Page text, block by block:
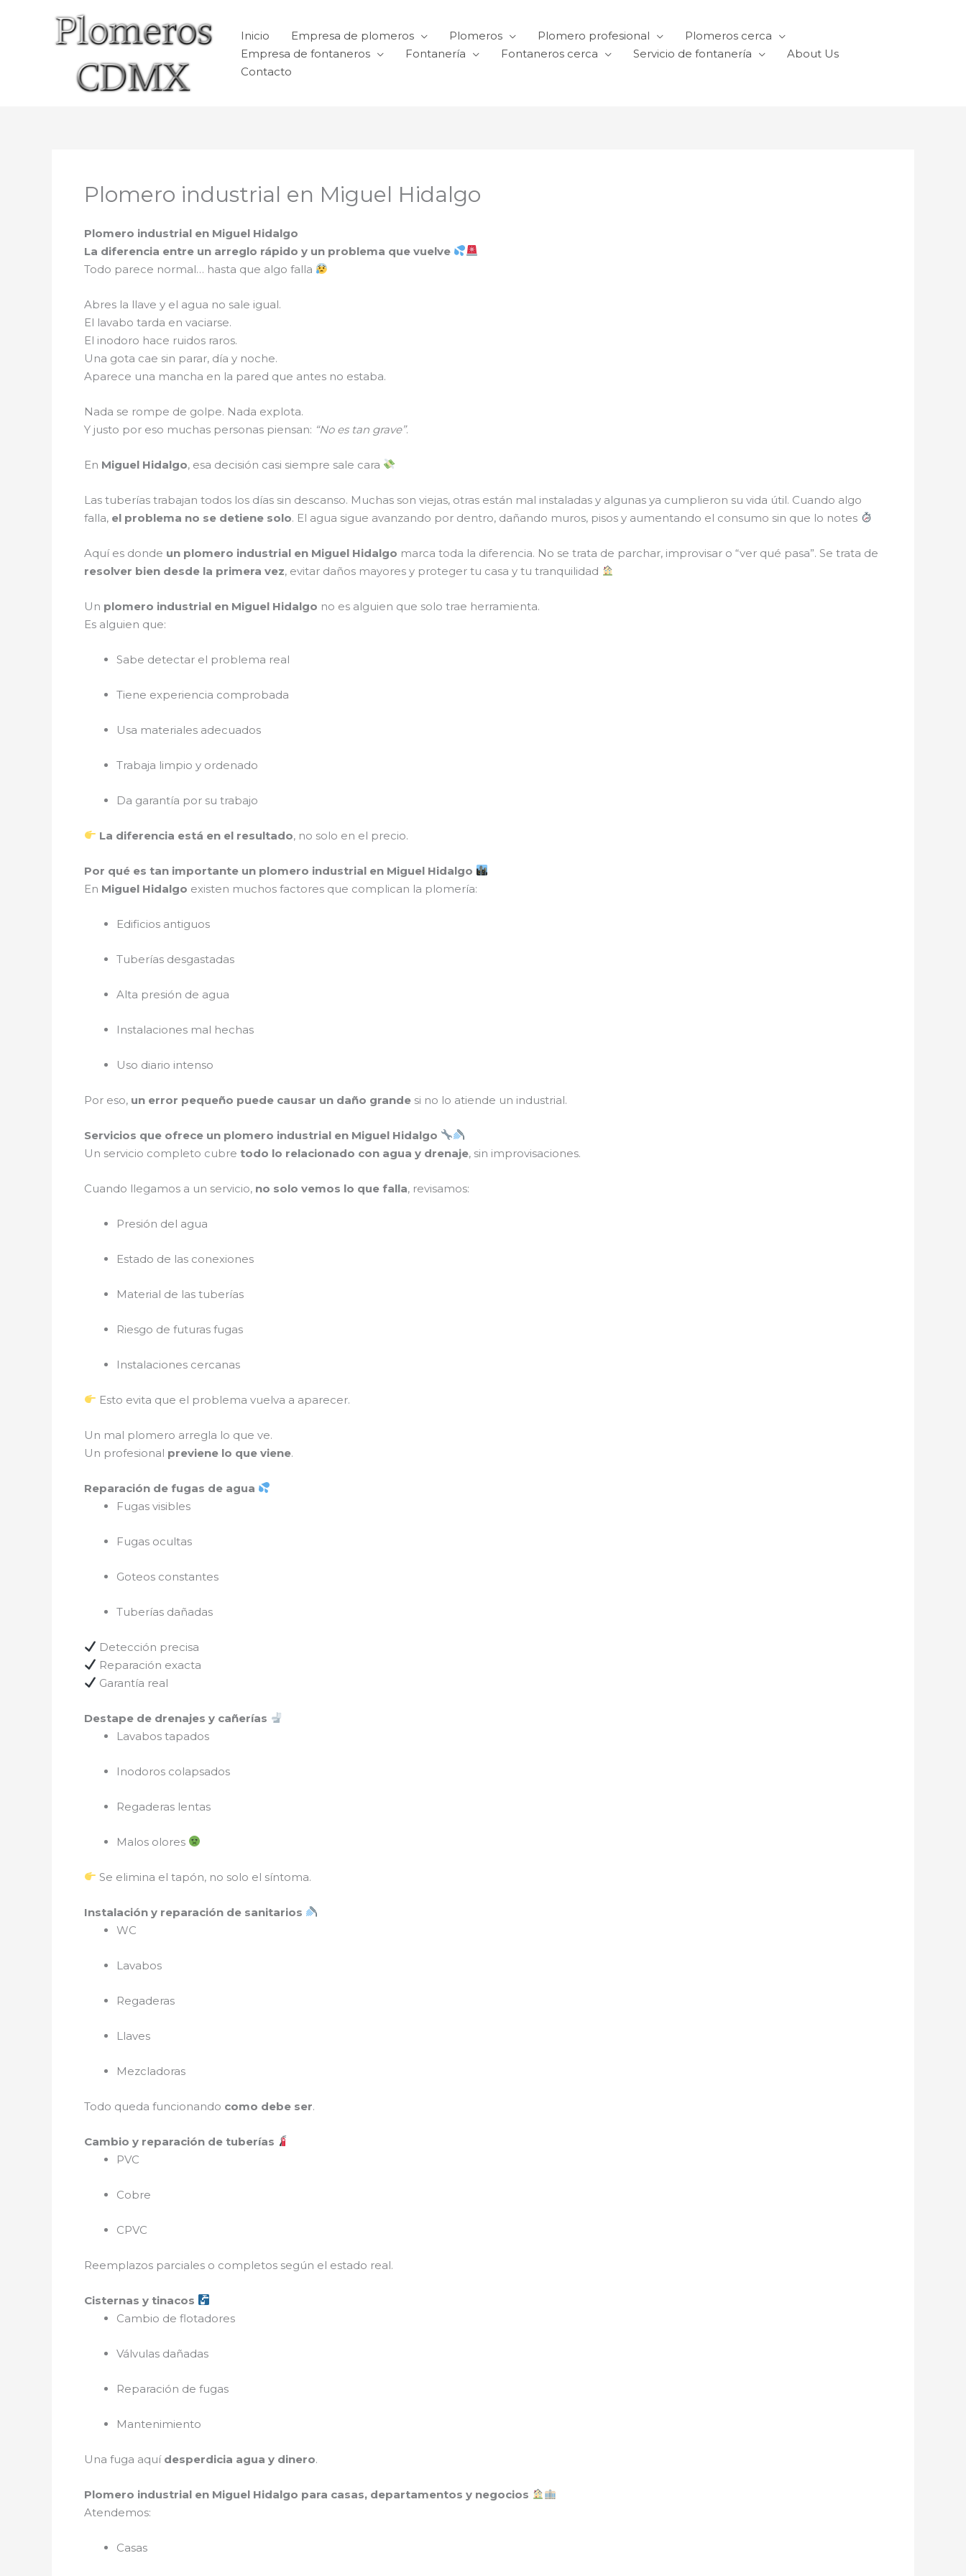
Inicio Empresa de plomeros Plomeros Plomero profesional
Plomeros cerca
Empresa de fontaneros
Fontanería Fontaneros cerca Servicio de fontanería
About Us
Contacto
Plomero industrial en Miguel Hidalgo
Plomero industrial en Miguel Hidalgo
La diferencia entre un arreglo rápido y un problema que vuelve
Todo parece normal… hasta que algo falla
Abres la llave y el agua no sale igual.
El lavabo tarda en vaciarse.
El inodoro hace ruidos raros.
Una gota cae sin parar, día y noche.
Aparece una mancha en la pared que antes no estaba.
Nada se rompe de golpe. Nada explota.
Y justo por eso muchas personas piensan: “No es tan grave”.
En Miguel Hidalgo, esa decisión casi siempre sale cara
Las tuberías trabajan todos los días sin descanso. Muchas son viejas, otras están mal instaladas y algunas ya cumplieron su vida útil. Cuando algo
falla, el problema no se detiene solo. El agua sigue avanzando por dentro, dañando muros, pisos y aumentando el consumo sin que lo notes
Aquí es donde un plomero industrial en Miguel Hidalgo marca toda la diferencia. No se trata de parchar, improvisar o “ver qué pasa”. Se trata de
resolver bien desde la primera vez, evitar daños mayores y proteger tu casa y tu tranquilidad
Un plomero industrial en Miguel Hidalgo no es alguien que solo trae herramienta.
Es alguien que:
Sabe detectar el problema real
Tiene experiencia comprobada
Usa materiales adecuados
Trabaja limpio y ordenado
Da garantía por su trabajo
La diferencia está en el resultado, no solo en el precio.
Por qué es tan importante un plomero industrial en Miguel Hidalgo
En Miguel Hidalgo existen muchos factores que complican la plomería:
Edificios antiguos
Tuberías desgastadas
Alta presión de agua
Instalaciones mal hechas
Uso diario intenso
Por eso, un error pequeño puede causar un daño grande si no lo atiende un industrial.
Servicios que ofrece un plomero industrial en Miguel Hidalgo
Un servicio completo cubre todo lo relacionado con agua y drenaje, sin improvisaciones.
Cuando llegamos a un servicio, no solo vemos lo que falla, revisamos:
Presión del agua
Estado de las conexiones
Material de las tuberías
Riesgo de futuras fugas
Instalaciones cercanas
Esto evita que el problema vuelva a aparecer.
Un mal plomero arregla lo que ve.
Un profesional previene lo que viene.
Reparación de fugas de agua
Fugas visibles
Fugas ocultas
Goteos constantes
Tuberías dañadas
Detección precisa
Reparación exacta
Garantía real
Destape de drenajes y cañerías
Lavabos tapados
Inodoros colapsados
Regaderas lentas
Malos olores
Se elimina el tapón, no solo el síntoma.
Instalación y reparación de sanitarios
WC
Lavabos
Regaderas
Llaves
Mezcladoras
Todo queda funcionando como debe ser.
Cambio y reparación de tuberías
PVC
Cobre
CPVC
Reemplazos parciales o completos según el estado real.
Cisternas y tinacos
Cambio de flotadores
Válvulas dañadas
Reparación de fugas
Mantenimiento
Una fuga aquí desperdicia agua y dinero.
Plomero industrial en Miguel Hidalgo para casas, departamentos y negocios
Atendemos:
Casas